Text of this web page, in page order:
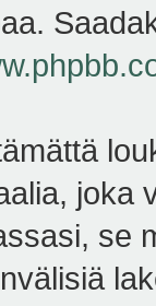
joka
se